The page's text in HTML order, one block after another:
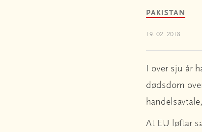
PAKISTAN
19. 02. 2018
I over sju år
dødsdom
At EU løftar